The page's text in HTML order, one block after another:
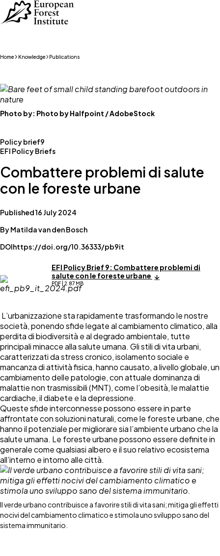
Skip to main content
Home Knowledge Publications
Policy brief9
EFI Policy Briefs
Combattere problemi di salute
con le foreste urbane
Published 16 July 2024
By Matilda van den Bosch
DOIhttps://doi.org/10.36333/pb9it
EFI Policy Brief 9: Combattere problemi di
salute con le foreste urbane
PDF | 2.87 MB
Photo by: Photo by Halfpoint / AdobeStock
L’urbanizzazione sta rapidamente trasformando le nostre
società, ponendo sfide legate al cambiamento climatico, alla
perdita di biodiversità e al degrado ambientale, tutte
principali minacce alla salute umana. Gli stili di vita urbani,
caratterizzati da stress cronico, isolamento sociale e
mancanza di attività fisica, hanno causato, a livello globale, un
cambiamento delle patologie, con attuale dominanza di
malattie non trasmissibili (MNT), come l’obesità, le malattie
cardiache, il diabete e la depressione.
Queste sfide interconnesse possono essere in parte
affrontate con soluzioni naturali, come le foreste urbane, che
hanno il potenziale per migliorare sia l’ambiente urbano che la
salute umana. Le foreste urbane possono essere definite in
generale come qualsiasi albero e il suo relativo ecosistema
all’interno e intorno alle città.
Il verde urbano contribuisce a favorire stili di vita sani; mitiga gli effetti
nocivi del cambiamento climatico e stimola uno sviluppo sano del
sistema immunitario.